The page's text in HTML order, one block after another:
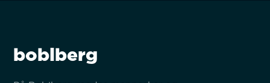
boblberg